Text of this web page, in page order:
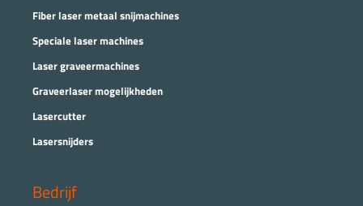
Fiber laser metaal snijmachines
Speciale laser machines
Laser graveermachines
Graveerlaser mogelijkheden
Lasercutter
Lasersnijders
Bedrijf